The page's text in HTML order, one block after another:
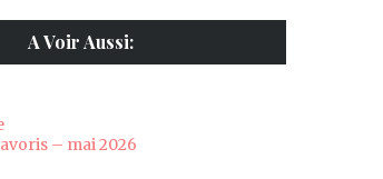
A Voir Aussi:
– mai 2026